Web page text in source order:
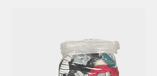
쇄 메커니즘 또는 자석 홀더가 특징입니다.
방화문은 건물 안전, 규제 표준 충족, 주거,
​​상업, 산업 환경의 전반적인 화재 예방 조
치 강화에 중요한 역할을 합니다.